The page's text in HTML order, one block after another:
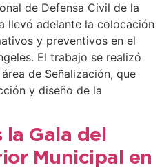
de Defensa Civil de la
llevó adelante la colocación
y preventivos en el
El trabajo se realizó
de Señalización, que
y diseño de la
la Gala del
Municipal en